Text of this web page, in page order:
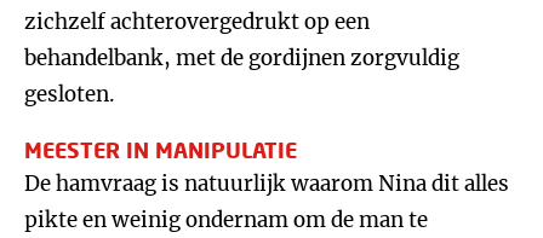
zichzelf achterovergedrukt op een
behandelbank, met de gordijnen zorgvuldig
gesloten.
MEESTER IN MANIPULATIE
De hamvraag is natuurlijk waarom Nina dit alles
pikte en weinig ondernam om de man te